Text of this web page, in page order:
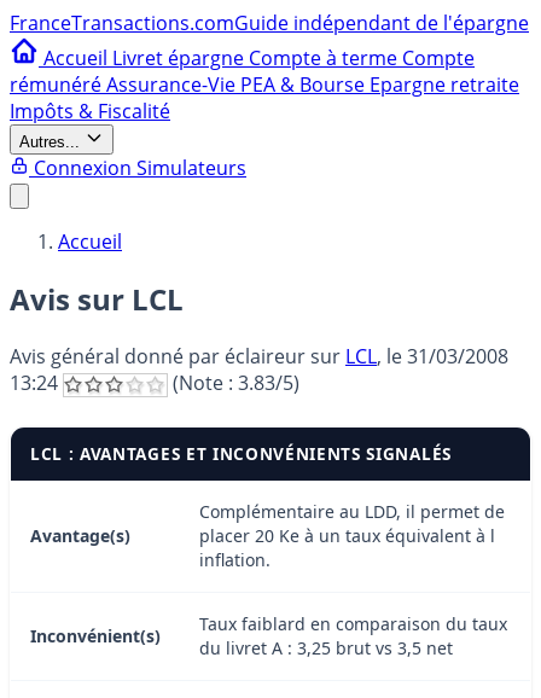
FranceTransactions.comGuide indépendant de l'épargne
Accueil Livret épargne Compte à terme Compte
rémunéréAssurance-Vie PEA & Bourse Epargne retraite
Impôts & Fiscalité
Autres...
Connexion Simulateurs
Accueil
Avis sur LCL
Avis général donné par éclaireursur LCL, le31/03/2008
13:24
(Note : 3.83/5)
LCL : AVANTAGES ET INCONVÉNIENTS SIGNALÉS
Avantage(s)
Complémentaire au LDD, il permet de
placer 20 Ke à un taux équivalent à l
inflation.
Inconvénient(s)
Taux faiblard en comparaison du taux
du livret A : 3,25 brut vs 3,5 net